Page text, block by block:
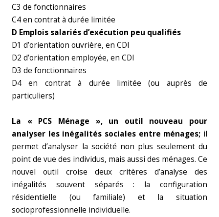
C3 de fonctionnaires
C4 en contrat à durée limitée
D Emplois salariés d’exécution peu qualifiés
D1 d’orientation ouvrière, en CDI
D2 d’orientation employée, en CDI
D3 de fonctionnaires
D4 en contrat à durée limitée (ou auprès de
particuliers)
La « PCS Ménage », un outil nouveau pour
analyser les inégalités sociales entre ménages; il
permet d’analyser la société non plus seulement du
point de vue des individus, mais aussi des ménages. Ce
nouvel outil croise deux critères d’analyse des
inégalités souvent séparés : la configuration
résidentielle (ou familiale) et la situation
socioprofessionnelle individuelle.